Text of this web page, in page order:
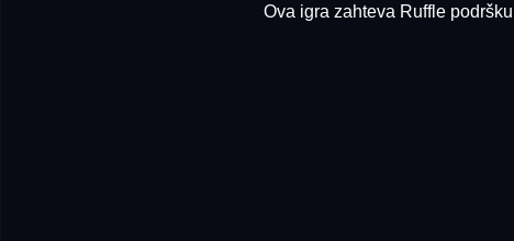
Ova igra zahteva Ruffle